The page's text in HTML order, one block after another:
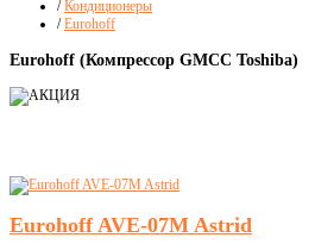
/ Кондиционеры
/ Eurohoff
Eurohoff (Компрессор GMCC Toshiba)
Eurohoff AVE-07M Astrid